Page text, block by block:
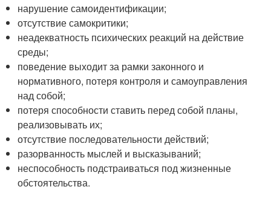
нарушение самоидентификации;
отсутствие самокритики;
неадекватность психических реакций на действие
среды;
поведение выходит за рамки законного и
нормативного, потеря контроля и самоуправления
над собой;
потеря способности ставить перед собой планы,
реализовывать их;
отсутствие последовательности действий;
разорванность мыслей и высказываний;
неспособность подстраиваться под жизненные
обстоятельства.